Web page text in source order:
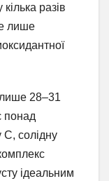
разів
лише
28–31
понад
C, солідну
ідеальним